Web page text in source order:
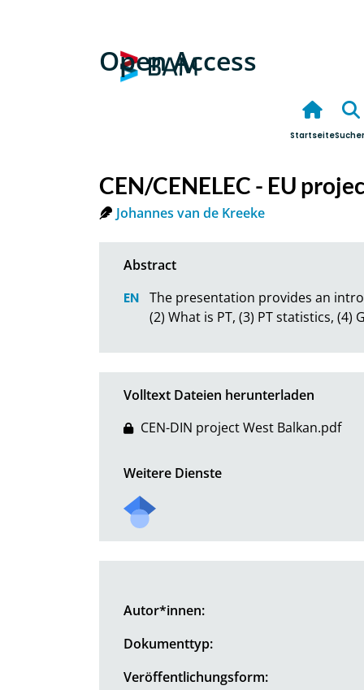
Open Access
Startseite
CEN/CENELEC - EU
Johannes van de Kreeke
The presentation provides an
(2) What is PT, (3) PT statistics, (4)
Volltext Dateien herunterladen
CEN-DIN project West Balkan.pdf
Weitere Dienste
Autor*innen:
Dokumenttyp:
Veröffentlichungsform: